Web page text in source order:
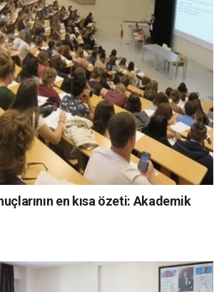
en kısa özeti: Akademik